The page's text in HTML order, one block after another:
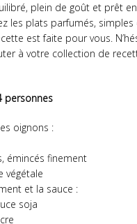
plein de goût et prêt
les plats parfumés, simples
est faite pour vous.
à votre collection de
personnes
oignons :
émincés finement
végétale
et la sauce :
soja